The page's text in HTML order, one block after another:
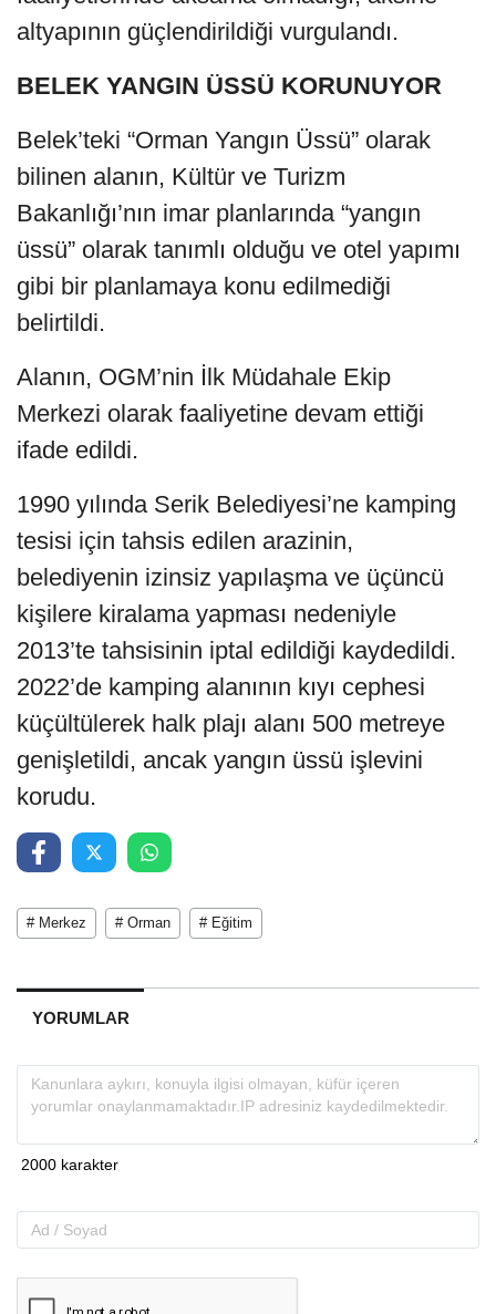
altyapının güçlendirildiği vurgulandı.
BELEK YANGIN ÜSSÜ KORUNUYOR
Belek’teki “Orman Yangın Üssü” olarak
bilinen alanın, Kültür ve Turizm
Bakanlığı’nın imar planlarında “yangın
üssü” olarak tanımlı olduğu ve otel yapımı
gibi bir planlamaya konu edilmediği
belirtildi.
Alanın, OGM’nin İlk Müdahale Ekip
Merkezi olarak faaliyetine devam ettiği
ifade edildi.
1990 yılında Serik Belediyesi’ne kamping
tesisi için tahsis edilen arazinin,
belediyenin izinsiz yapılaşma ve üçüncü
kişilere kiralama yapması nedeniyle
2013’te tahsisinin iptal edildiği kaydedildi.
2022’de kamping alanının kıyı cephesi
küçültülerek halk plajı alanı 500 metreye
genişletildi, ancak yangın üssü işlevini
korudu.
# Merkez # Orman # Eğitim
YORUMLAR